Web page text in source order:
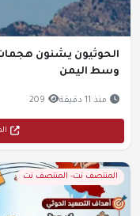
الحوثيون يشنون
وسط اليمن
منذ 11 دقيقة 209
المنتصف نت- المنتصف نت